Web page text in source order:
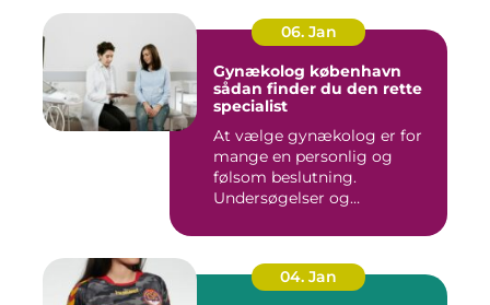
06. Jan
Gynækolog københavn
sådan finder du den rette
specialist
At vælge gynækolog er for
mange en personlig og
følsom beslutning.
Undersøgelser og
04. Jan